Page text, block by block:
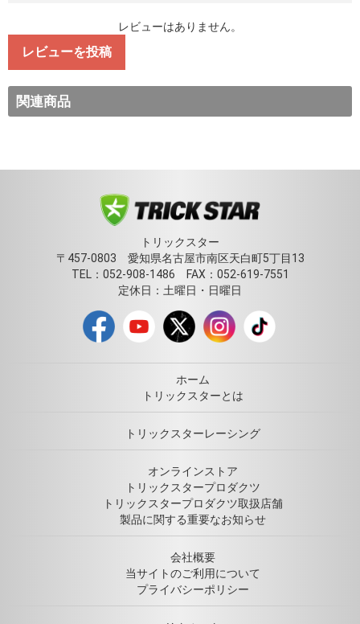
レビューはありません。
レビューを投稿
関連商品
トリックスター
〒457-0803 愛知県名古屋市南区天白町5丁目13
TEL：052-908-1486 FAX：052-619-7551
定休日：土曜日・日曜日
ホーム
トリックスターとは
トリックスターレーシング
オンラインストア
トリックスタープロダクツ
トリックスタープロダクツ取扱店舗
製品に関する重要なお知らせ
会社概要
当サイトのご利用について
プライバシーポリシー